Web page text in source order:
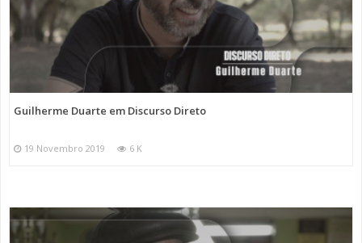
Guilherme Duarte em Discurso Direto
19 Novembro 2019 6 K